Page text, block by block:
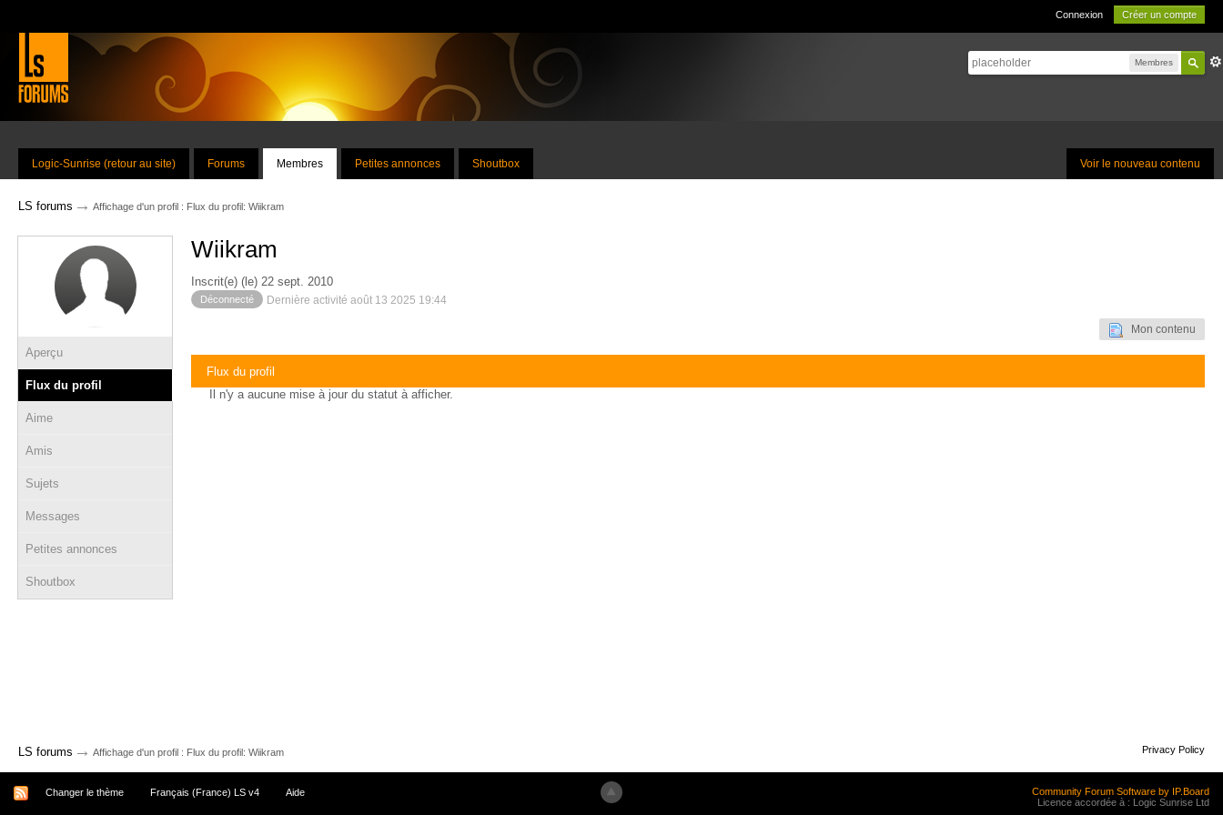
Connexion Créer un compte
Membres
Voir le nouveau contenu
Logic-Sunrise (retour au site) Forums Membres Petites annonces Shoutbox
LS forums → Affichage d'un profil : Flux du profil: Wiikram
Aperçu
Flux du profil
Aime
Amis
Sujets
Messages
Petites annonces
Shoutbox
Wiikram
Inscrit(e) (le) 22 sept. 2010
Déconnecté Dernière activité août 13 2025 19:44
Mon contenu
Flux du profil
Il n'y a aucune mise à jour du statut à afficher.
LS forums → Affichage d'un profil : Flux du profil: Wiikram Privacy Policy
Changer le thème Français (France) LS v4 Aide
Community Forum Software by IP.Board
Licence accordée à : Logic Sunrise Ltd